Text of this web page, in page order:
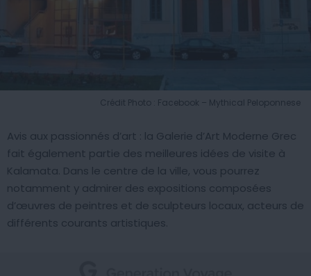
Crédit Photo : Facebook – Mythical Peloponnese
Avis aux passionnés d’art : la Galerie d’Art Moderne Grec
fait également partie des meilleures idées de visite à
Kalamata. Dans le centre de la ville, vous pourrez
notamment y admirer des expositions composées
d’œuvres de peintres et de sculpteurs locaux, acteurs de
différents courants artistiques.